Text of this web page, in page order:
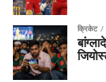
क्रिकेट